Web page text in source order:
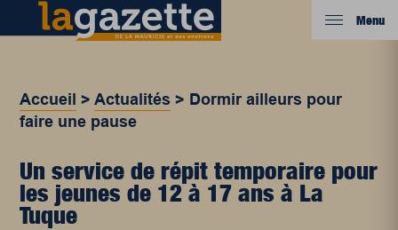
Menu
Accueil >Actualités > Dormir ailleurs pour
faire une pause
Un service de répit temporaire pour
les jeunes de 12 à 17 ans à La
Tuque